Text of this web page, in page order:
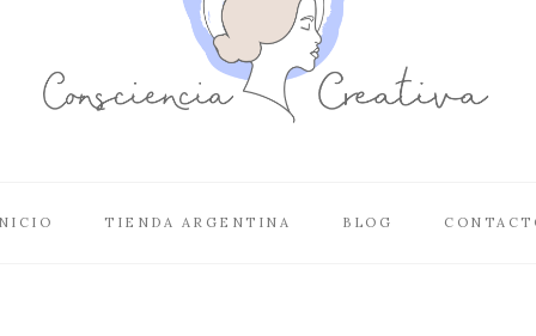
TIENDA ARGENTINA BLOG